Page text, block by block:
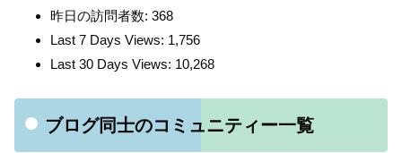
昨日の訪問者数: 368
Last 7 Days Views: 1,756
Last 30 Days Views: 10,268
ブログ同士のコミュニティー一覧